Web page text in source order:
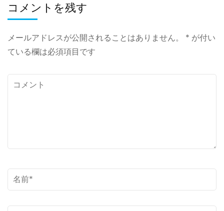
コメントを残す
メールアドレスが公開されることはありません。 * が付い
ている欄は必須項目です
コ
名
前
*